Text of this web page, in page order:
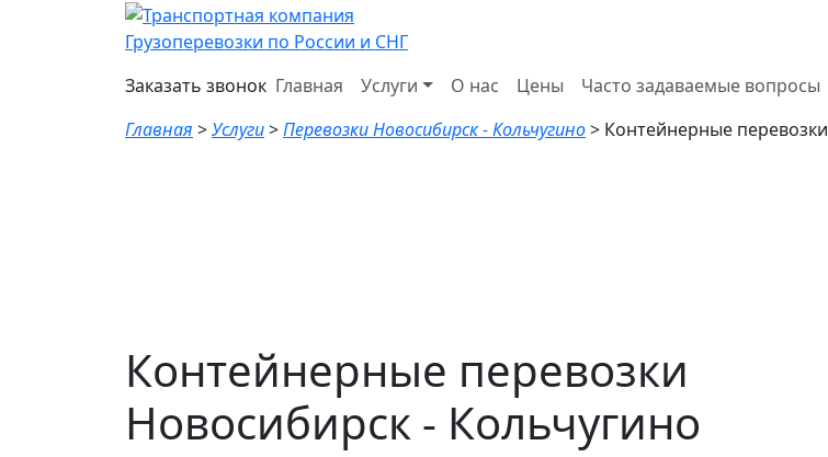
Грузоперевозки по России и СНГ
Заказать звонок Главная Услуги О нас Цены Часто задаваемые вопросы
Главная >Услуги>Перевозки Новосибирск - Кольчугино> Контейнерные перевозки
Контейнерные перевозки
Новосибирск - Кольчугино